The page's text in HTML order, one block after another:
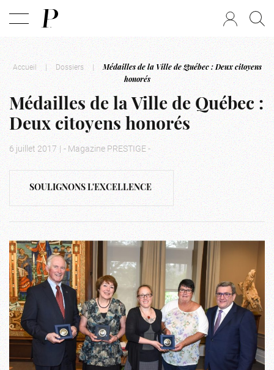
Accueil | Dossiers |
Médailles de la Ville de Québec : Deux citoyens
honorés
Médailles de la Ville de Québec :
Deux citoyens honorés
6 juillet 2017 | - Magazine PRESTIGE -
SOULIGNONS L'EXCELLENCE